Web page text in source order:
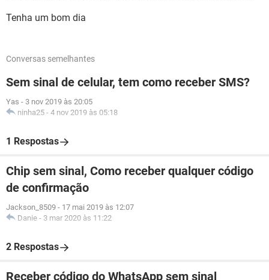
Tenha um bom dia
Conversas semelhantes
Sem sinal de celular, tem como receber SMS?
Yas - 3 nov 2019 às 20:05
ninha25 - 4 nov 2019 às 05:18
1 Respostas
Chip sem sinal, Como receber qualquer código
de confirmação
Jackson_8509 - 17 mai 2019 às 12:07
Danie - 3 mar 2020 às 11:22
2 Respostas
Receber código do WhatsApp sem sinal